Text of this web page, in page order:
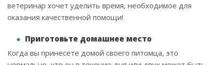
ветеринар хочет уделить время, необходимое для
оказания качественной помощи!
Приготовьте домашнее место
Когда вы принесете домой своего питомца, это